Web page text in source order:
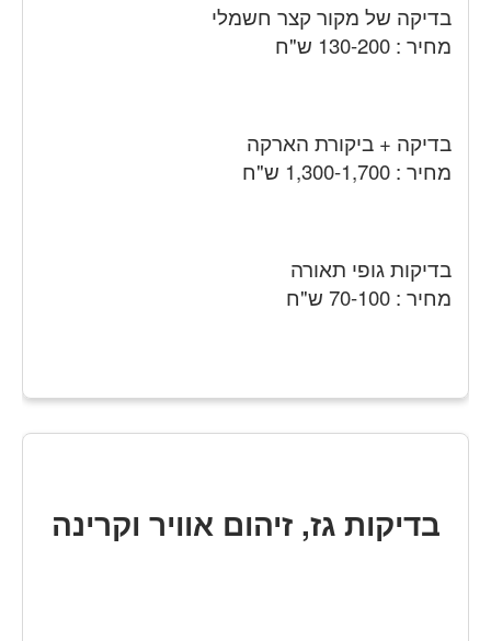
בדיקה של מקור קצר חשמלי
מחיר : 130-200 ש"ח
בדיקה + ביקורת הארקה
מחיר : 1,300-1,700 ש"ח
בדיקות גופי תאורה
מחיר : 70-100 ש"ח
בדיקות גז, זיהום אוויר וקרינה